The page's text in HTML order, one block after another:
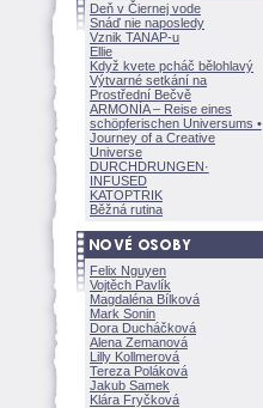
Deň v Čiernej vode
Snáď nie naposledy
Vznik TANAP-u
Ellie
Když kvete pcháč bělohlavý
Výtvarné setkání na
Prostřední Bečvě
ARMONÍA – Reise eines
schöpferischen Universums •
Journey of a Creative
Universe
DURCHDRUNGEN·
INFUSED
KATOPTRIK
Běžná rutina
Felix Nguyen
Vojtěch Pavlík
Magdaléna Bílkov
Mark Sonin
Dora Ducháčkov
Alena Zemanov
Lilly Kollmerov
Tereza Polákov
Jakub Samek
Klára Fryčkov